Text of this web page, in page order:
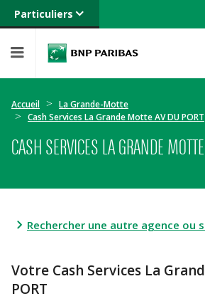
Particuliers
Banque privée
Entreprises
Accueil
La Grande-Motte
Cash Services La Grande Motte AV DU PORT
CASH SERVICES LA GRANDE
Rechercher une autre agence ou
Votre Cash Services La
PORT